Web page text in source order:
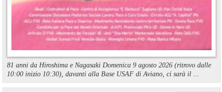
81 anni da Hiroshima e Nagasaki Domenica 9 agosto 2026 (ritrovo dalle
10:00 inizio 10:30), davanti alla Base USAF di Aviano, ci sarà il ...